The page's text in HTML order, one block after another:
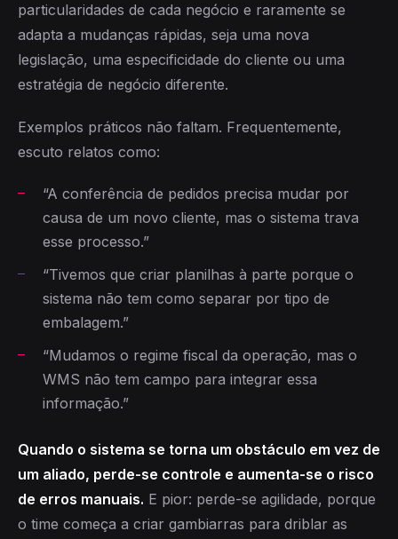
particularidades de cada negócio e raramente se
adapta a mudanças rápidas, seja uma nova
legislação, uma especificidade do cliente ou uma
estratégia de negócio diferente.
Exemplos práticos não faltam. Frequentemente,
escuto relatos como:
“A conferência de pedidos precisa mudar por
causa de um novo cliente, mas o sistema trava
esse processo.”
“Tivemos que criar planilhas à parte porque o
sistema não tem como separar por tipo de
embalagem.”
“Mudamos o regime fiscal da operação, mas o
WMS não tem campo para integrar essa
informação.”
Quando o sistema se torna um obstáculo em vez de
um aliado, perde-se controle e aumenta-se o risco
de erros manuais. E pior: perde-se agilidade, porque
o time começa a criar gambiarras para driblar as